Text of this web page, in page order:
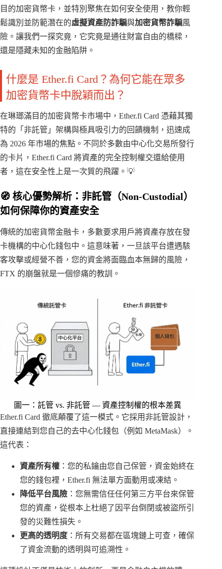
目的加密貨幣卡，並特別聚焦在如何安全使用，教你輕
鬆識別並防範潛在的虛擬資產防詐騙與加密貨幣詐騙風
險。讓我們一探究竟，它究竟是通往財富自由的橋樑，
還是隱藏未知的金融陷阱。
什麼是 Ether.fi Card？為何它能在眾多
加密貨幣卡中脫穎而出？
在琳瑯滿目的加密貨幣卡市場中，Ether.fi Card 憑藉其獨
特的「非託管」架構與極具吸引力的回饋機制，迅速成
為 2026 年市場的焦點。不同於多數由中心化交易所發行
的卡片，Ether.fi Card 將資產的完全控制權交還給使用
者，這在安全性上是一次質的飛躍。💡
🧭 核心優勢解析：非託管（Non-Custodial）
如何保障你的資產安全
傳統的加密貨幣金融卡，多數要求用戶將資產存放在發
卡機構的中心化錢包中。這意味著，一旦該平台遭遇駭
客攻擊或經營不善，您的資金將面臨血本無歸的風險，
FTX 的崩盤就是一個慘痛的教訓。
圖一：託管 vs. 非託管 — 資產控制權的根本差異
Ether.fi Card 徹底顛覆了這一模式。它採用非託管設計，
直接連結到您自己的去中心化錢包（例如 MetaMask）。
這代表：
資產所有權 ：您的私鑰由您自己保管，資金始終在
您的錢包裡，Ether.fi 無法單方面動用或凍結。
降低平台風險 ：您無需信任任何第三方平台來保管
您的資產，從根本上杜絕了因平台倒閉或被盜所引
發的災難性損失。
更高的透明度 ：所有交易都在區塊鏈上可查，確保
了資金流動的透明與可追溯性。